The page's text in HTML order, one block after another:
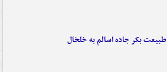
طبیعت بکر جاده اسالم به خلخال